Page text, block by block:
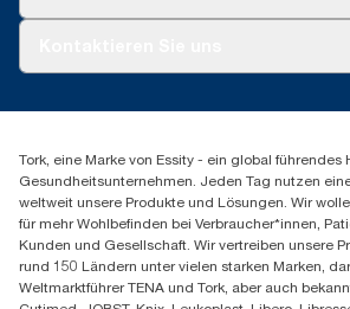
Spenderreklamation
+43 (0) 8 10-22 00 84
Essity Austria Vertriebs GmbH
Am Europlatz 2
1120 Wien
Mo-Do 8:00-16:30 | Fr 8:00-15:00
GLN: 9011111000026
Tork, eine Marke von Essity - ein global führendes
Gesundheitsunternehmen. Jeden Tag nutzen
weltweit unsere Produkte und Lösungen. Wir
für mehr Wohlbefinden bei Verbraucher*innen,
Kunden und Gesellschaft. Wir vertreiben unsere
rund 150 Ländern unter vielen starken Marken,
Weltmarktführer TENA und Tork, aber auch